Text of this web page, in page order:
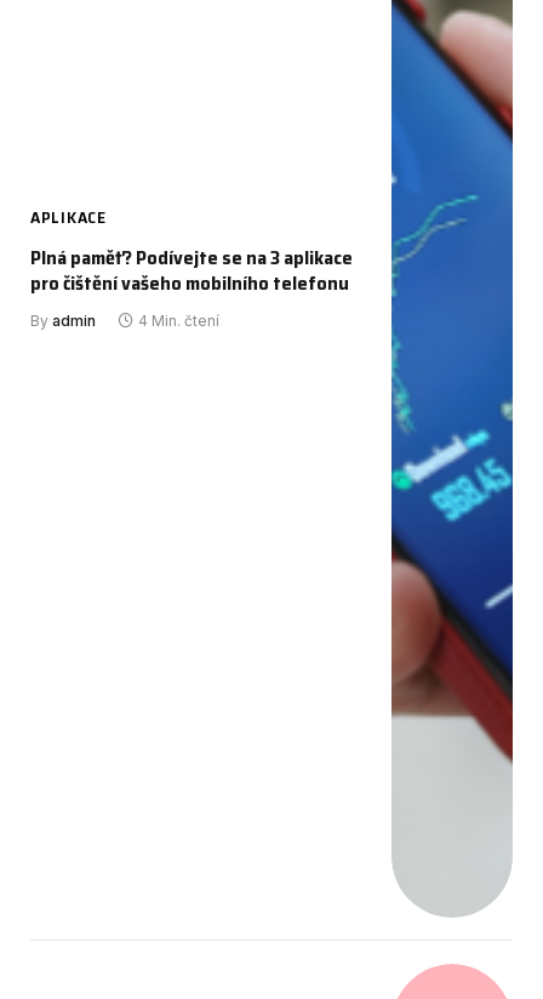
APLIKACE
Plná paměť? Podívejte se na 3 aplikace
pro čištění vašeho mobilního telefonu
By admin 4 Min. čtení